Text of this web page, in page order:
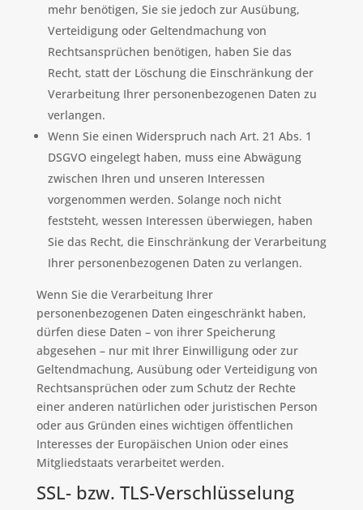
mehr benötigen, Sie sie jedoch zur Ausübung,
Verteidigung oder Geltendmachung von
Rechtsansprüchen benötigen, haben Sie das
Recht, statt der Löschung die Einschränkung der
Verarbeitung Ihrer personenbezogenen Daten zu
verlangen.
Wenn Sie einen Widerspruch nach Art. 21 Abs. 1
DSGVO eingelegt haben, muss eine Abwägung
zwischen Ihren und unseren Interessen
vorgenommen werden. Solange noch nicht
feststeht, wessen Interessen überwiegen, haben
Sie das Recht, die Einschränkung der Verarbeitung
Ihrer personenbezogenen Daten zu verlangen.
Wenn Sie die Verarbeitung Ihrer
personenbezogenen Daten eingeschränkt haben,
dürfen diese Daten – von ihrer Speicherung
abgesehen – nur mit Ihrer Einwilligung oder zur
Geltendmachung, Ausübung oder Verteidigung von
Rechtsansprüchen oder zum Schutz der Rechte
einer anderen natürlichen oder juristischen Person
oder aus Gründen eines wichtigen öffentlichen
Interesses der Europäischen Union oder eines
Mitgliedstaats verarbeitet werden.
SSL- bzw. TLS-Verschlüsselung